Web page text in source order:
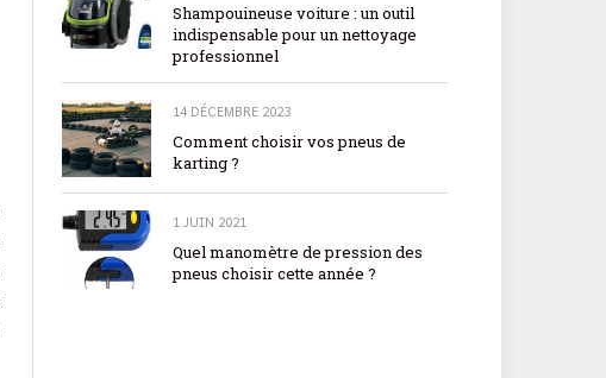
Shampouineuse voiture : un outil
indispensable pour un nettoyage
professionnel
14 DÉCEMBRE 2023
Comment choisir vos pneus de
karting ?
1 JUIN 2021
Quel manomètre de pression des
pneus choisir cette année ?